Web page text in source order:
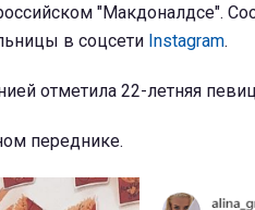
"Макдоналдсе".
в соцсети Instagram.
отметила 22-летняя
переднике.